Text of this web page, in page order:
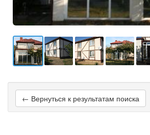
← Вернуться к результатам поиска